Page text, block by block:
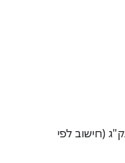
ק"ג (חישוב לפי